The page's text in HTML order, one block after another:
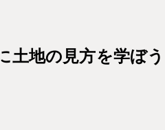
土地の見方を学ぼ